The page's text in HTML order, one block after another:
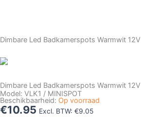
Dimbare Led Badkamerspots Warmwit 12V
Dimbare Led Badkamerspots Warmwit 12V
Model: VLK1 / MINISPOT
Beschikbaarheid: Op voorraad
€10.95 Excl. BTW: €9.05